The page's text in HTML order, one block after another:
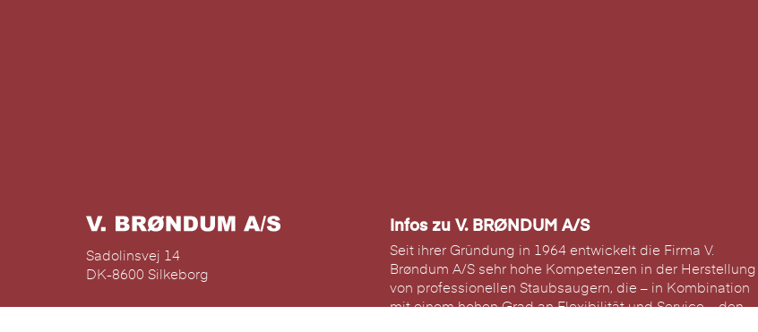
Sadolinsvej 14
DK-8600 Silkeborg
Infos zu V. BRØNDUM A/S
Seit ihrer Gründung in 1964 entwickelt die Firma V.
Brøndum A/S sehr hohe Kompetenzen in der Herstellung
von professionellen Staubsaugern, die – in Kombination
mit einem hohen Grad an Flexibilität und Service – den